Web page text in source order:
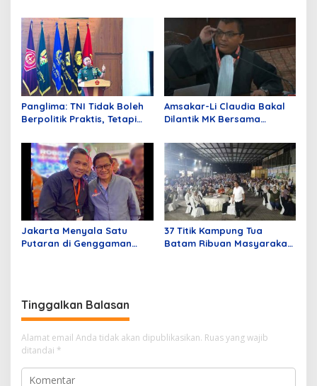
World Environmental
Education Day 2026
Panglima: TNI Tidak Boleh
Berpolitik Praktis, Tetapi
Amsakar-Li Claudia Bakal
Dilantik MK Bersama
Permohonan Paslon Wali
Kota Batam Nomor Urut 1
Jakarta Menyala Satu
Putaran di Genggaman
37 Titik Kampung Tua
Batam Ribuan Masyarakat
Tinggalkan Balasan
Alamat email Anda tidak akan dipublikasikan. Ruas yang wajib
ditandai *